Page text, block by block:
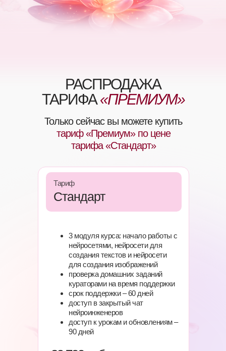
РАСПРОДАЖА
ТАРИФА«ПРЕМИУМ»
3 модуля курса: начало работы с
нейросетями, нейросети для
создания текстов и нейросети
для создания изображений
проверка домашних заданий
кураторами на время поддержки
срок поддержки – 60 дней
доступ в закрытый чат
нейроинженеров
доступ к урокам и обновлениям –
90 дней
Тариф
Стандарт
Только сейчас вы можете купить
тариф «Премиум» по цене
тарифа «Стандарт»